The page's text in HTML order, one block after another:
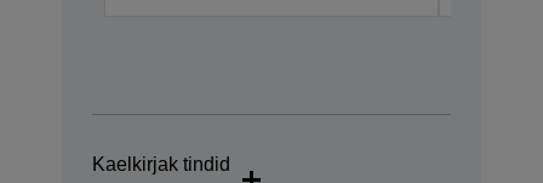
Kaelkirjak tindid